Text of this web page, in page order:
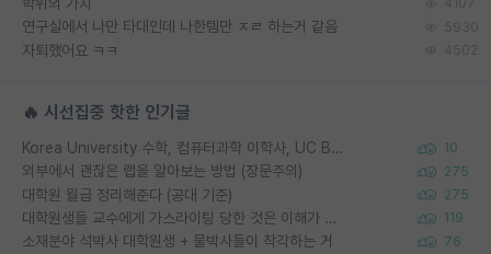
4107
연구실에서 나만 타대인데 나한템만 ㅈㄹ 하는거 같음 5930
자퇴했어요 ㅋㅋ 4502
🔥 시선집중 핫한 인기글
Korea University 수학, 컴퓨터과학 이학사, UC Berkeley 산업공학 대학원 공학박사가 되는 것은 쉽지 않겠죠? 10
외부에서 괜찮은 랩을 알아보는 방법 (장문주의) 275
대학원 월급 정리해준다 (공대 기준) 275
대학원생들 교수에게 가스라이팅 당한 것은 이해가 갑니다. 안타깝네요. 119
소재분야 석박사 대학원생 + 물박사들이 착각하는 거 76